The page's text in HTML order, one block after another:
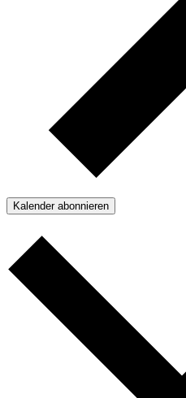
Kalender abonnieren